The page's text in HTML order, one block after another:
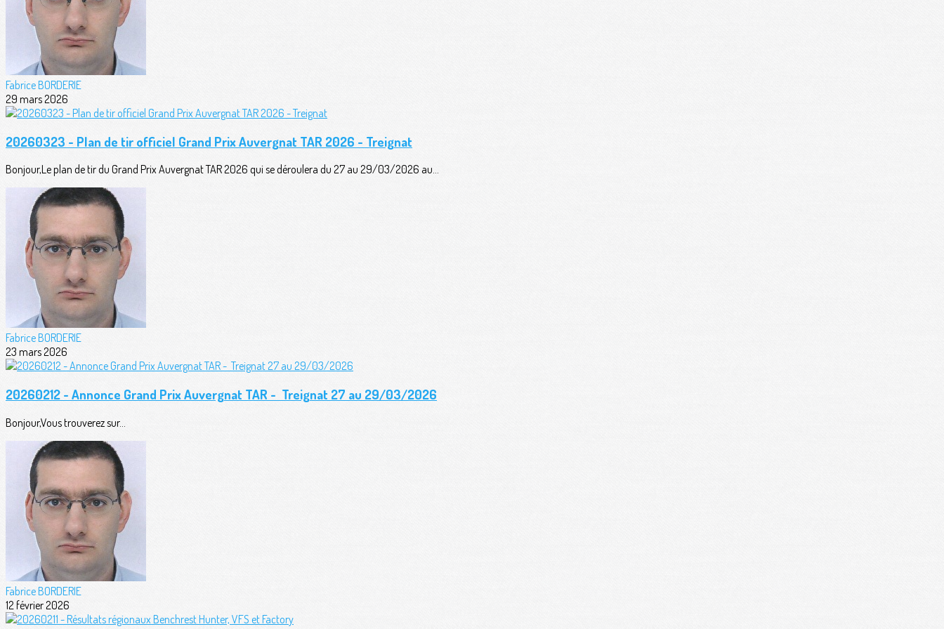
Fabrice BORDERIE
29 mars 2026
20260323 - Plan de tir officiel Grand Prix Auvergnat TAR 2026 - Treignat
Bonjour,Le plan de tir du Grand Prix Auvergnat TAR 2026 qui se déroulera du 27 au 29/03/2026 au...
Fabrice BORDERIE
23 mars 2026
20260212 - Annonce Grand Prix Auvergnat TAR - Treignat 27 au 29/03/2026
Bonjour,Vous trouverez sur...
Fabrice BORDERIE
12 février 2026